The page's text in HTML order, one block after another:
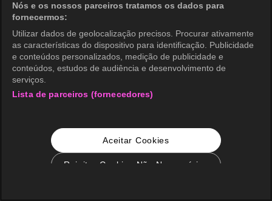
Nós e os nossos parceiros tratamos os dados para
fornecermos:
Utilizar dados de geolocalização precisos. Procurar ativamente
as características do dispositivo para identificação. Publicidade
e conteúdos personalizados, medição de publicidade e
conteúdos, estudos de audiência e desenvolvimento de
serviços.
Lista de parceiros (fornecedores)
Aceitar Cookies
Rejeitar Cookies Não Necessários